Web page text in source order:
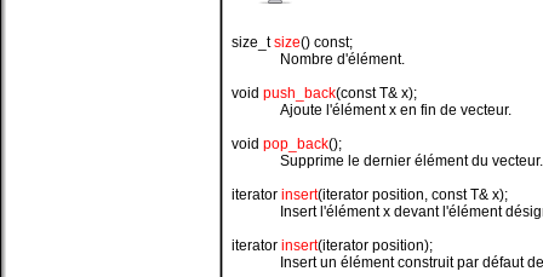
size_tsize() const;
Nombre d'élément.
void push_back(const T& x);
Ajoute l'élément x en fin de vecteur.
void pop_back();
Supprime le dernier élément du vecteur.
iterator insert(iterator position, const T& x);
Insert l'élément x devant l'élément
iterator insert(iterator position);
Insert un élément construit par défaut